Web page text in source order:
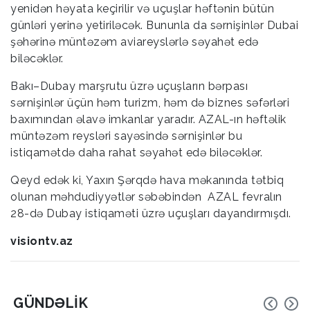
yenidən həyata keçirilir və uçuşlar həftənin bütün
günləri yerinə yetiriləcək. Bununla da sərnişinlər Dubai
şəhərinə müntəzəm aviareyslərlə səyahət edə
biləcəklər.
Bakı–Dubay marşrutu üzrə uçuşların bərpası
sərnişinlər üçün həm turizm, həm də biznes səfərləri
baxımından əlavə imkanlar yaradır. AZAL-ın həftəlik
müntəzəm reysləri sayəsində sərnişinlər bu
istiqamətdə daha rahat səyahət edə biləcəklər.
Qeyd edək ki, Yaxın Şərqdə hava məkanında tətbiq
olunan məhdudiyyətlər səbəbindən AZAL fevralın
28-də Dubay istiqaməti üzrə uçuşları dayandırmışdı.
visiontv.az
GÜNDƏLIK